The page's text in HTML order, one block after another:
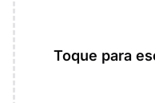
Toque para